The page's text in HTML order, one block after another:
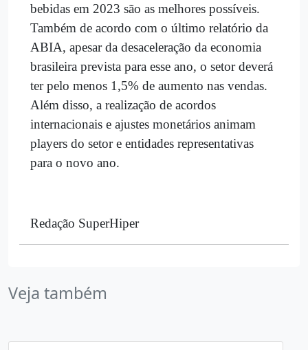
bebidas em 2023 são as melhores possíveis.
Também de acordo com o último relatório da
ABIA, apesar da desaceleração da economia
brasileira prevista para esse ano, o setor deverá
ter pelo menos 1,5% de aumento nas vendas.
Além disso, a realização de acordos
internacionais e ajustes monetários animam
players do setor e entidades representativas
para o novo ano.
Redação SuperHiper
Veja também